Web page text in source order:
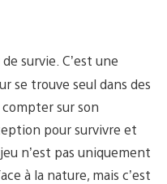
survie. C’est une
se trouve seul dans des
sur son
pour survivre et
n’est pas uniquement
à la nature, mais c’est